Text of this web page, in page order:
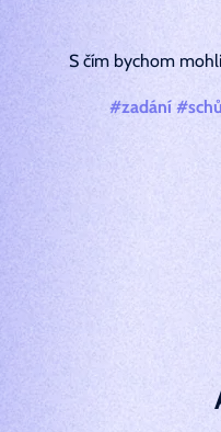
S čím bychom
#zadání